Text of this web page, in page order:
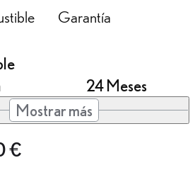
Garantía
24 Meses
Mostrar más
€